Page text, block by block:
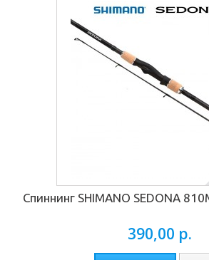
Спиннинг SHIMANO SEDONA
390,00 р.